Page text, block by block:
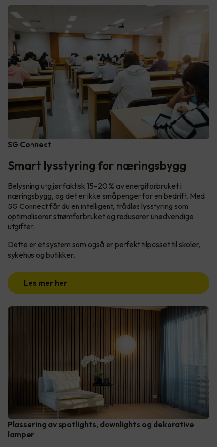
SG Connect
Smart lysstyring for næringsbygg
Belysning utgjør faktisk 15–20 % av energiforbruket i
næringsbygg, og det er ikke småpenger for en bedrift. Med
SG Connect får du en intelligent, trådløs lysstyring som
optimaliserer strømforbruket og reduserer unødvendige
utgifter.
Dette er et system som også er perfekt tilpasset til skoler,
sykehus og butikker.
Les mer her
Plassering av spotlights, downlights og dekorative
lamper